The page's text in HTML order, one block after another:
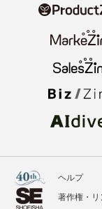
ヘルプ
著作権・リ